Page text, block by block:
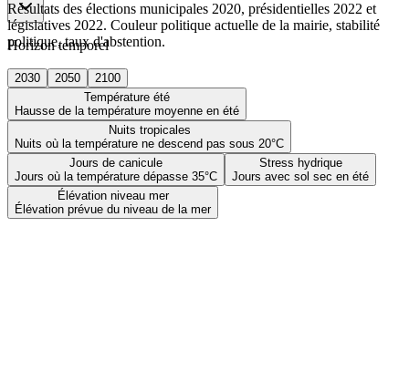
Horizon temporel
2030 2050
2100
Température été
Hausse de la température moyenne en été
Nuits tropicales
Nuits où la température ne descend pas sous 20°C
Jours de canicule
Jours où la température dépasse 35°C
Stress hydrique
Jours avec sol sec en été
Élévation niveau mer
Élévation prévue du niveau de la mer
Résultats des élections municipales 2020, présidentielles 2022 et
législatives 2022. Couleur politique actuelle de la mairie, stabilité
politique, taux d'abstention.